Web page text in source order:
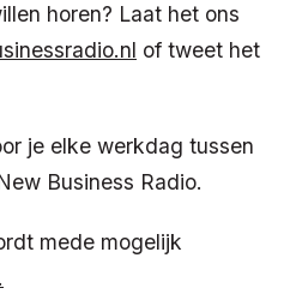
horen? Laat het ons
of tweet het
je elke werkdag tussen
Business Radio.
mede mogelijk